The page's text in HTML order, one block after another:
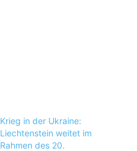
Krieg in der Ukraine:
Liechtenstein weitet im
Rahmen des 20.